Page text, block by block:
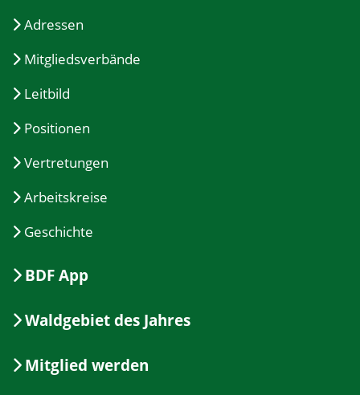
Adressen
Mitgliedsverbände
Leitbild
Positionen
Vertretungen
Arbeitskreise
Geschichte
BDF App
Waldgebiet des Jahres
Mitglied werden